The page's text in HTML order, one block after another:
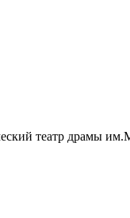
театр драмы